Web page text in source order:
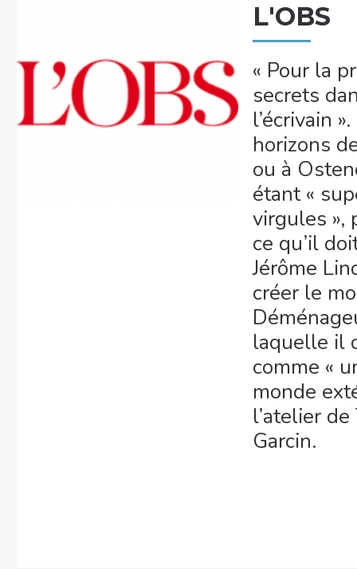
L'OBS
« Pour la
secrets
l’écrivain
horizons
ou à
étant «
virgules »,
ce qu’il
Jérôme
créer le
laquelle il
comme «
monde
l’atelier de
Garcin.